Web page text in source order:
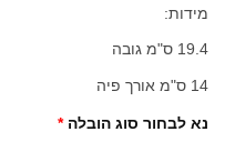
מידות:
19.4 ס"מ גובה
14 ס"מ אורך פיה
נא לבחור סוג הובלה *